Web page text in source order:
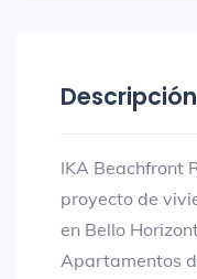
IKA Beachfront
proyecto de
en Bello
Apartamentos